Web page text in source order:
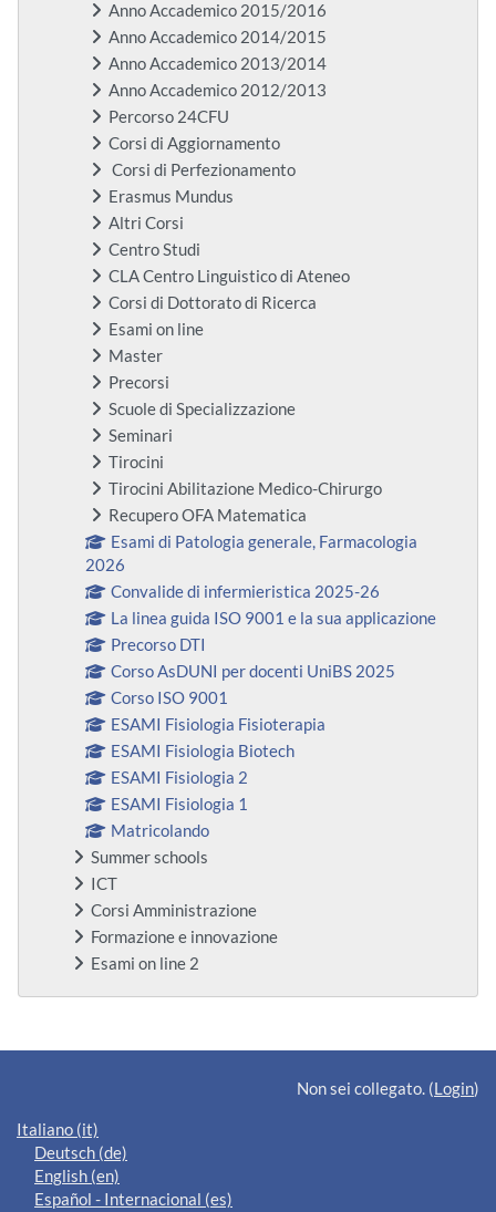
Anno Accademico 2015/2016
Anno Accademico 2014/2015
Anno Accademico 2013/2014
Anno Accademico 2012/2013
Percorso 24CFU
Corsi di Aggiornamento
Corsi di Perfezionamento
Erasmus Mundus
Altri Corsi
Centro Studi
CLA Centro Linguistico di Ateneo
Corsi di Dottorato di Ricerca
Esami on line
Master
Precorsi
Scuole di Specializzazione
Seminari
Tirocini
Tirocini Abilitazione Medico-Chirurgo
Recupero OFA Matematica
Esami di Patologia generale, Farmacologia
2026
Convalide di infermieristica 2025-26
La linea guida ISO 9001 e la sua applicazione
Precorso DTI
Corso AsDUNI per docenti UniBS 2025
Corso ISO 9001
ESAMI Fisiologia Fisioterapia
ESAMI Fisiologia Biotech
ESAMI Fisiologia 2
ESAMI Fisiologia 1
Matricolando
Summer schools
ICT
Corsi Amministrazione
Formazione e innovazione
Esami on line 2
Blocchi supplementari
Non sei collegato. (Login)
Italiano ‎(it)‎
Deutsch ‎(de)‎
English ‎(en)‎
Español - Internacional ‎(es)‎